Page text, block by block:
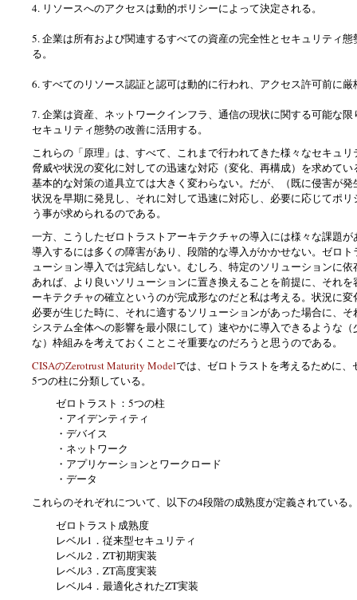
4. リソースへのアクセスは動的ポリシーによって決定される。
5. 企業は所有および関連するすべての資産の完全性とセキュリティ
る。
6. すべてのリソース認証と認可は動的に行われ、アクセス許可前に
7. 企業は資産、ネットワークインフラ、通信の現状に関する可能な
セキュリティ態勢の改善に活用する。
これらの「原理」は、すべて、これまで行われてきた様々なセキュ
脅威や状況の変化に対しての迅速な対応（変化、再構成）を求めて
基本的な対策の道具立ては大きく変わらない。だが、（既に侵害が
状況を早期に発見し、それに対して迅速に対応し、必要に応じてポ
う事が求められるのである。
一方、こうしたゼロトラストアーキテクチャの導入には様々な課題
導入するには多くの障害があり、段階的な導入がかかせない。ゼロ
ューション導入では完結しない。むしろ、特定のソリューションに
あれば、より良いソリューションに置き換えることを前提に、それ
ーキテクチャの確立というのが完成形なのだと私は考える。状況に
必要が生じた時に、それに適するソリューションがあった場合に、
システム全体への影響を最小限にして）速やかに導入できるような
な）枠組みを考えておくことこそ重要なのだろうと思うのである。
CISAのZerotrust Maturity Modelでは、ゼロトラストを考えるために、
5つの柱に分類している。
ゼロトラスト：5つの柱
・アイデンティティ
・デバイス
・ネットワーク
・アプリケーションとワークロード
・データ
これらのそれぞれについて、以下の4段階の成熟度が定義されている
ゼロトラスト成熟度
レベル1．従来型セキュリティ
レベル2．ZT初期実装
レベル3．ZT高度実装
レベル4．最適化されたZT実装